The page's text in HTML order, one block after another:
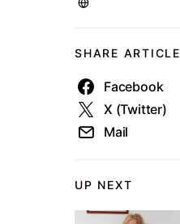
UP NEXT
SHARE ARTICLE
Facebook
X (Twitter)
Mail